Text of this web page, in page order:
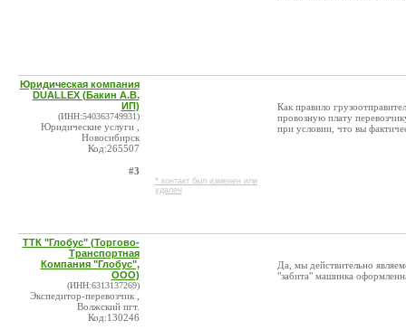
Юридическая компания
DUALLEX (Бакин А.В.
ИП)
(ИНН:540363749931)
Юридические услуги ,
Новосибирск
Код:265507
#3
* контакт был изменен или
удален
Как правило
провозную плату
при условии, что вы
ТТК "Глобус" (Торгово-
Транспортная
Компания "Глобус",
ООО)
(ИНН:6313137269)
Экспедитор-перевозчик ,
Волжский пгт.
Код:130246
Да, мы действительно
"забита" машинка